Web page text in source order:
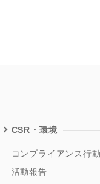
CSR・環境
コンプライアンス行
活動報告